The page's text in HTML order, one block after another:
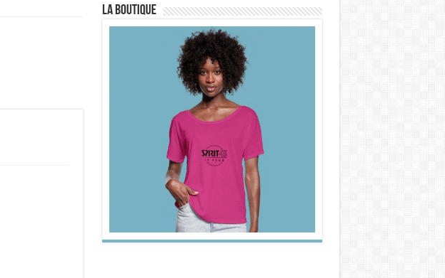
La Boutique